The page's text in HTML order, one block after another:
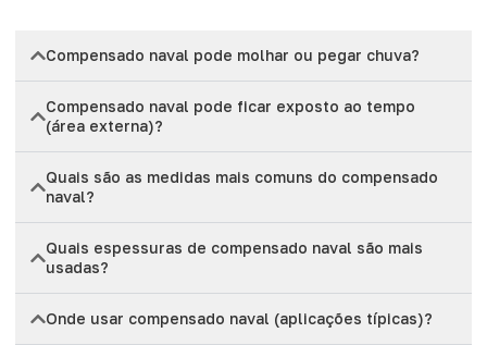
Compensado naval pode molhar ou pegar chuva?
Compensado naval pode ficar exposto ao tempo
(área externa)?
Quais são as medidas mais comuns do compensado
naval?
Quais espessuras de compensado naval são mais
usadas?
Onde usar compensado naval (aplicações típicas)?